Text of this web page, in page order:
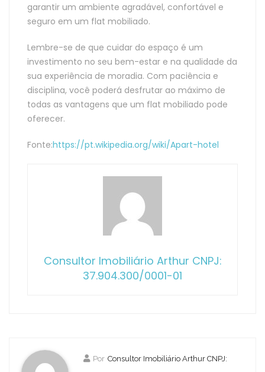
garantir um ambiente agradável, confortável e
seguro em um flat mobiliado.
Lembre-se de que cuidar do espaço é um
investimento no seu bem-estar e na qualidade da
sua experiência de moradia. Com paciência e
disciplina, você poderá desfrutar ao máximo de
todas as vantagens que um flat mobiliado pode
oferecer.
Fonte:https://pt.wikipedia.org/wiki/Apart-hotel
Consultor Imobiliário Arthur CNPJ:
37.904.300/0001-01
Por Consultor Imobiliário Arthur CNPJ: